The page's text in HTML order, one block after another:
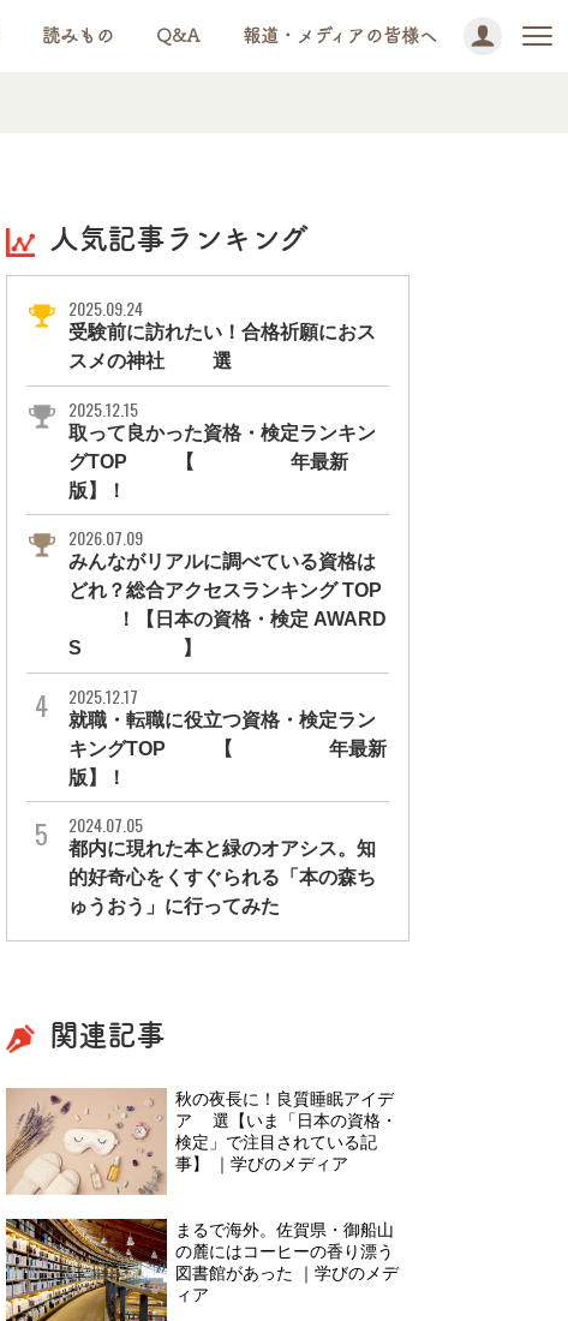
読みもの Q&A 報道・メディアの皆様へ
人気記事ランキング
2025.09.24
受験前に訪れたい！合格祈願におス
スメの神社11選
2025.12.15
取って良かった資格・検定ランキン
グTOP10【2026年最新
版】！
2026.07.09
みんながリアルに調べている資格は
どれ？総合アクセスランキング TOP
10！【日本の資格・検定 AWARD
S 2026】
2025.12.17
就職・転職に役立つ資格・検定ラン
キングTOP30【2026年最新
版】！
2024.07.05
都内に現れた本と緑のオアシス。知
的好奇心をくすぐられる「本の森ち
ゅうおう」に行ってみた
関連記事
秋の夜長に！良質睡眠アイデ
ア3選【いま「日本の資格・
検定」で注目されている記
事】 ｜学びのメディア
まるで海外。佐賀県・御船山
の麓にはコーヒーの香り漂う
図書館があった ｜学びのメデ
ィア